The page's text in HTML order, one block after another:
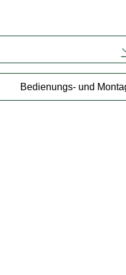
Bedienungs- und